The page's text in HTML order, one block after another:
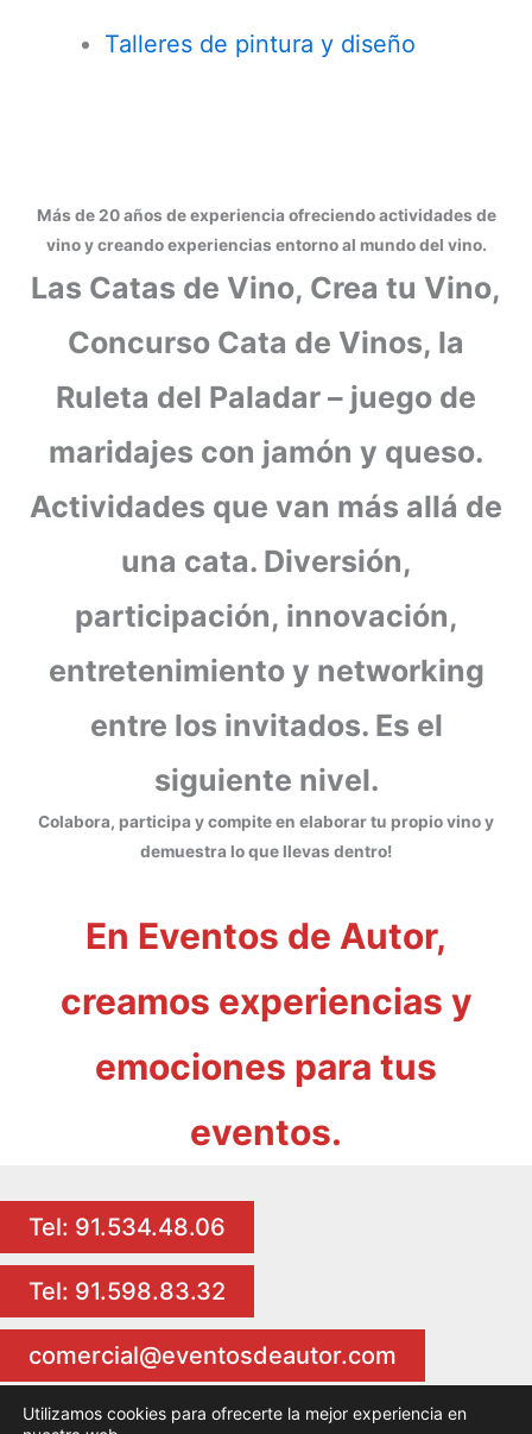
Talleres de pintura y diseño
Más de 20 años de experiencia ofreciendo actividades de
vino y creando experiencias entorno al mundo del vino.
Las Catas de Vino, Crea tu Vino,
Concurso Cata de Vinos, la
Ruleta del Paladar – juego de
maridajes con jamón y queso.
Actividades que van más allá de
una cata. Diversión,
participación, innovación,
entretenimiento y networking
entre los invitados. Es el
siguiente nivel.
Colabora, participa y compite en elaborar tu propio vino y
demuestra lo que llevas dentro!
En Eventos de Autor,
creamos experiencias y
emociones para tus
eventos.
Tel: 91.534.48.06
Tel: 91.598.83.32
comercial@eventosdeautor.com
Utilizamos cookies para ofrecerte la mejor experiencia en